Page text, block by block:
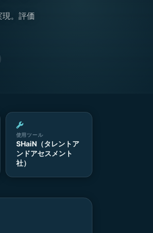
。評価
使用ツール
SHaiN（タレントア
ンドアセスメント
社）